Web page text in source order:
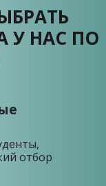
У НАС ПО
отбор